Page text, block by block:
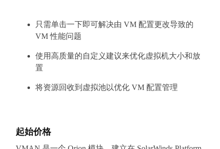
只需单击一下即可解决由 VM 配置更改导致的
VM 性能问题
使用高质量的自定义建议来优化虚拟机大小和放
置
将资源回收到虚拟池以优化 VM 配置管理
起始价格